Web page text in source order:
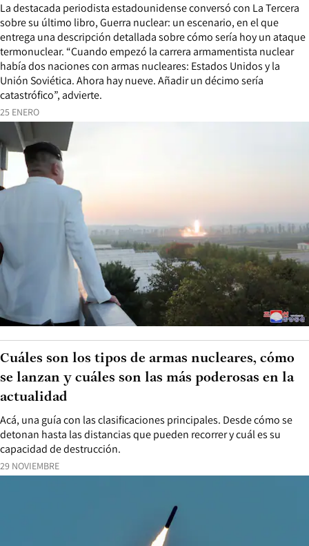
25 ENERO
La destacada periodista estadounidense conversó con La Tercera
sobre su último libro, Guerra nuclear: un escenario, en el que
entrega una descripción detallada sobre cómo sería hoy un ataque
termonuclear. “Cuando empezó la carrera armamentista nuclear
había dos naciones con armas nucleares: Estados Unidos y la
Unión Soviética. Ahora hay nueve. Añadir un décimo sería
catastrófico”, advierte.
29 NOVIEMBRE
Acá, una guía con las clasificaciones principales. Desde cómo se
detonan hasta las distancias que pueden recorrer y cuál es su
capacidad de destrucción.
Cuáles son los tipos de armas nucleares, cómo
se lanzan y cuáles son las más poderosas en la
actualidad